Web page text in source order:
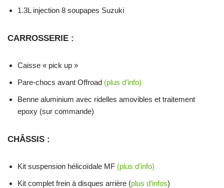
1.3L injection 8 soupapes Suzuki
CARROSSERIE :
Caisse « pick up »
Pare-chocs avant Offroad (plus d’info)
Benne aluminium avec ridelles amovibles et traitement
epoxy (sur commande)
CHÂSSIS :
Kit suspension hélicoïdale MF (plus d’info)
Kit complet frein à disques arrière (plus d’infos)